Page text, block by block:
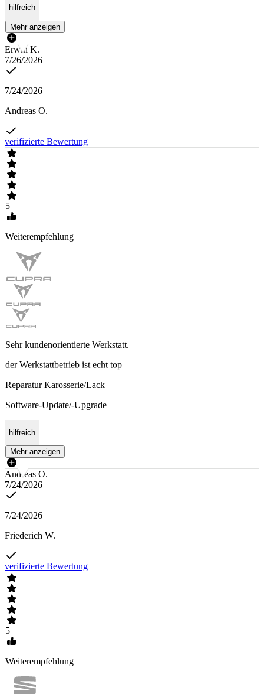
hilfreich
Mehr anzeigen
Erwin K.
7/26/2026
7/24/2026
Andreas O.
verifizierte Bewertung
5
Weiterempfehlung
Sehr kundenorientierte Werkstatt.
der Werkstattbetrieb ist echt top
Reparatur Karosserie/Lack
Software-Update/-Upgrade
hilfreich
Mehr anzeigen
Andreas O.
7/24/2026
7/24/2026
Friederich W.
verifizierte Bewertung
5
Weiterempfehlung